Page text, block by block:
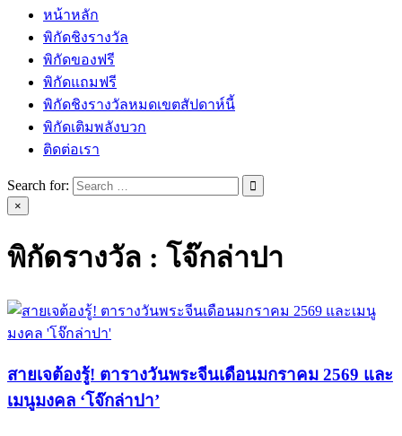
หน้าหลัก
พิกัดชิงรางวัล
พิกัดของฟรี
พิกัดแถมฟรี
พิกัดชิงรางวัลหมดเขตสัปดาห์นี้
พิกัดเติมพลังบวก
ติดต่อเรา
Search for:
×
พิกัดรางวัล : โจ๊กล่าปา
สายเจต้องรู้! ตารางวันพระจีนเดือนมกราคม 2569 และ
เมนูมงคล ‘โจ๊กล่าปา’